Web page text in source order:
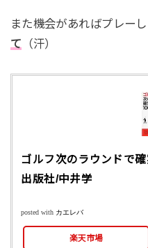
また機会があればプレー
て （汗）
ゴルフ次のラウンドで
出版社/中井学
posted with カエレバ
楽天市場